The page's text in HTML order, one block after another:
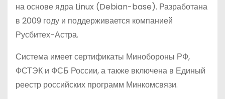
на основе ядра Linux (Debian-base). Разработана
в 2009 году и поддерживается компанией
Русбитех-Астра.
Система имеет сертификаты Минобороны РФ,
ФСТЭК и ФСБ России, а также включена в Единый
реестр российских программ Минкомсвязи.